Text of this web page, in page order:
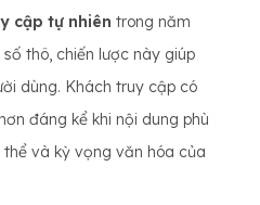
cập tự nhiên trong năm
thô, chiến lược này giúp
dùng. Khách truy cập có
đáng kể khi nội dung phù
và kỳ vọng văn hóa của